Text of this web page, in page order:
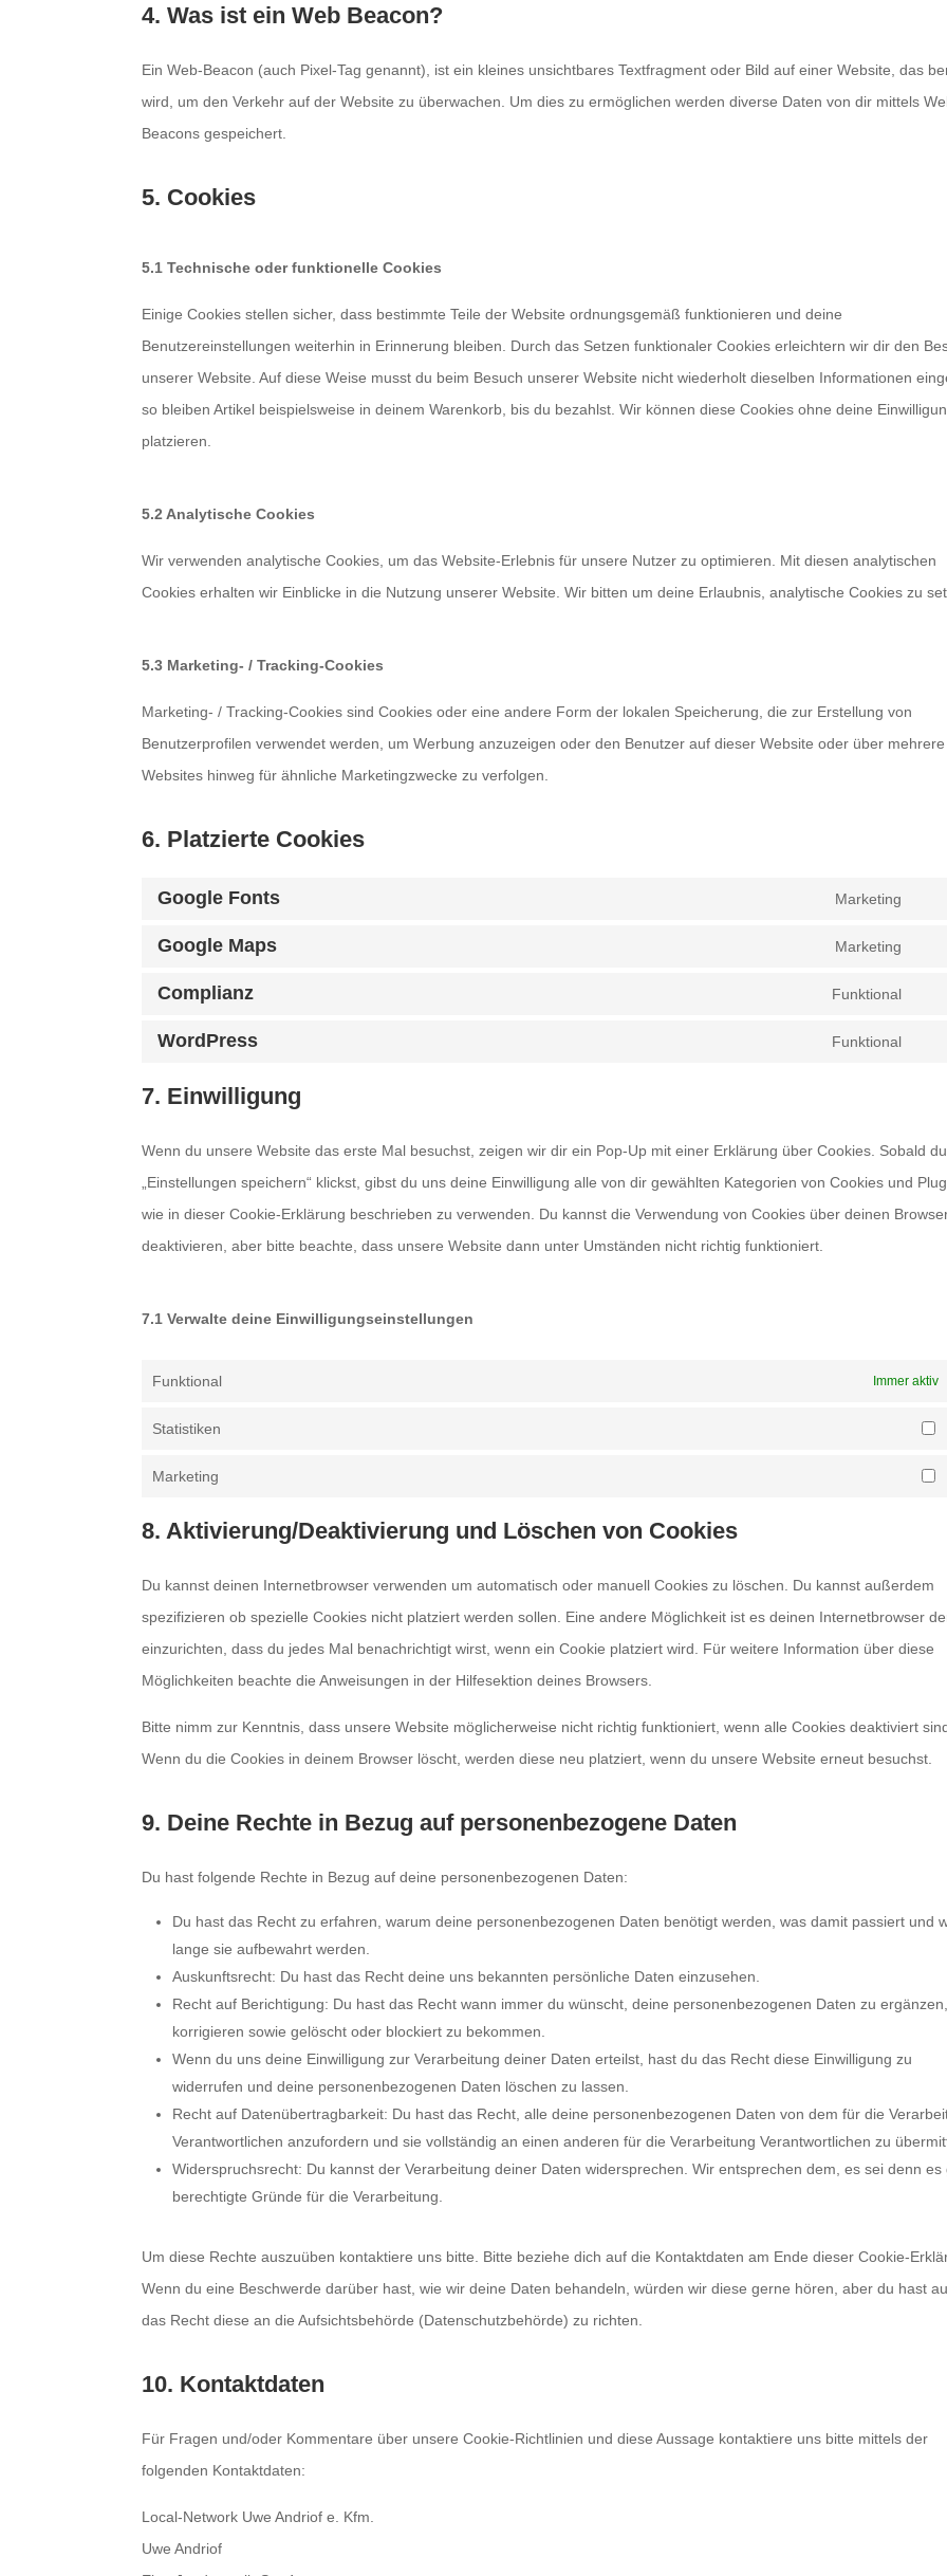
4. Was ist ein Web Beacon?
Ein Web-Beacon (auch Pixel-Tag genannt), ist ein kleines unsichtbares Textfragment oder Bild auf einer Website, das
wird, um den Verkehr auf der Website zu überwachen. Um dies zu ermöglichen werden diverse Daten von dir mittels
Beacons gespeichert.
5. Cookies
5.1 Technische oder funktionelle Cookies
Einige Cookies stellen sicher, dass bestimmte Teile der Website ordnungsgemäß funktionieren und deine
Benutzereinstellungen weiterhin in Erinnerung bleiben. Durch das Setzen funktionaler Cookies erleichtern wir dir den
unserer Website. Auf diese Weise musst du beim Besuch unserer Website nicht wiederholt dieselben Informationen
so bleiben Artikel beispielsweise in deinem Warenkorb, bis du bezahlst. Wir können diese Cookies ohne deine
platzieren.
5.2 Analytische Cookies
Wir verwenden analytische Cookies, um das Website-Erlebnis für unsere Nutzer zu optimieren. Mit diesen analytischen
Cookies erhalten wir Einblicke in die Nutzung unserer Website. Wir bitten um deine Erlaubnis, analytische Cookies zu
5.3 Marketing- / Tracking-Cookies
Marketing- / Tracking-Cookies sind Cookies oder eine andere Form der lokalen Speicherung, die zur Erstellung von
Benutzerprofilen verwendet werden, um Werbung anzuzeigen oder den Benutzer auf dieser Website oder über mehrere
Websites hinweg für ähnliche Marketingzwecke zu verfolgen.
6. Platzierte Cookies
Google Fonts
Marketing
Google Maps
Marketing
Complianz
Funktional
WordPress
Funktional
7. Einwilligung
Wenn du unsere Website das erste Mal besuchst, zeigen wir dir ein Pop-Up mit einer Erklärung über Cookies. Sobald
„Einstellungen speichern“ klickst, gibst du uns deine Einwilligung alle von dir gewählten Kategorien von Cookies und
wie in dieser Cookie-Erklärung beschrieben zu verwenden. Du kannst die Verwendung von Cookies über deinen
deaktivieren, aber bitte beachte, dass unsere Website dann unter Umständen nicht richtig funktioniert.
7.1 Verwalte deine Einwilligungseinstellungen
Funktional Immer aktiv
Statistiken
Marketing
8. Aktivierung/Deaktivierung und Löschen von Cookies
Du kannst deinen Internetbrowser verwenden um automatisch oder manuell Cookies zu löschen. Du kannst außerdem
spezifizieren ob spezielle Cookies nicht platziert werden sollen. Eine andere Möglichkeit ist es deinen Internetbrowser
einzurichten, dass du jedes Mal benachrichtigt wirst, wenn ein Cookie platziert wird. Für weitere Information über diese
Möglichkeiten beachte die Anweisungen in der Hilfesektion deines Browsers.
Bitte nimm zur Kenntnis, dass unsere Website möglicherweise nicht richtig funktioniert, wenn alle Cookies deaktiviert
Wenn du die Cookies in deinem Browser löscht, werden diese neu platziert, wenn du unsere Website erneut besuchst.
9. Deine Rechte in Bezug auf personenbezogene Daten
Du hast folgende Rechte in Bezug auf deine personenbezogenen Daten:
Du hast das Recht zu erfahren, warum deine personenbezogenen Daten benötigt werden, was damit passiert und
lange sie aufbewahrt werden.
Auskunftsrecht: Du hast das Recht deine uns bekannten persönliche Daten einzusehen.
Recht auf Berichtigung: Du hast das Recht wann immer du wünscht, deine personenbezogenen Daten zu
korrigieren sowie gelöscht oder blockiert zu bekommen.
Wenn du uns deine Einwilligung zur Verarbeitung deiner Daten erteilst, hast du das Recht diese Einwilligung zu
widerrufen und deine personenbezogenen Daten löschen zu lassen.
Recht auf Datenübertragbarkeit: Du hast das Recht, alle deine personenbezogenen Daten von dem für die
Verantwortlichen anzufordern und sie vollständig an einen anderen für die Verarbeitung Verantwortlichen zu
Widerspruchsrecht: Du kannst der Verarbeitung deiner Daten widersprechen. Wir entsprechen dem, es sei denn es
berechtigte Gründe für die Verarbeitung.
Um diese Rechte auszuüben kontaktiere uns bitte. Bitte beziehe dich auf die Kontaktdaten am Ende dieser Cookie-
Wenn du eine Beschwerde darüber hast, wie wir deine Daten behandeln, würden wir diese gerne hören, aber du hast
das Recht diese an die Aufsichtsbehörde (Datenschutzbehörde) zu richten.
10. Kontaktdaten
Für Fragen und/oder Kommentare über unsere Cookie-Richtlinien und diese Aussage kontaktiere uns bitte mittels der
folgenden Kontaktdaten:
Local-Network Uwe Andriof e. Kfm.
Uwe Andriof